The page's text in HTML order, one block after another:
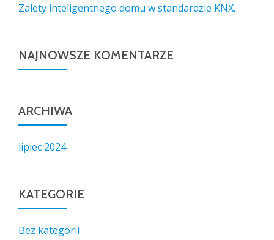
Zalety inteligentnego domu w standardzie KNX.
NAJNOWSZE KOMENTARZE
ARCHIWA
lipiec 2024
KATEGORIE
Bez kategorii